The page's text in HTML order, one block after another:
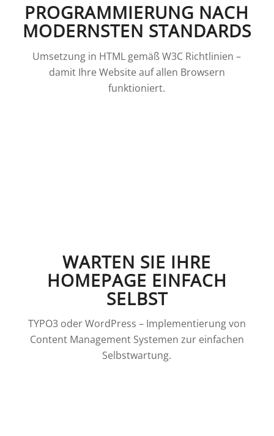
PROGRAMMIERUNG NACH
MODERNSTEN STANDARDS
Umsetzung in HTML gemäß W3C Richtlinien –
damit Ihre Website auf allen Browsern
funktioniert.
WARTEN SIE IHRE
HOMEPAGE EINFACH
SELBST
TYPO3 oder WordPress – Implementierung von
Content Management Systemen zur einfachen
Selbstwartung.